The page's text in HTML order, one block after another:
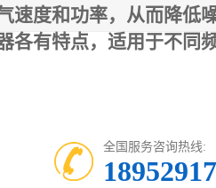
速度和功率，从而降低
各有特点，适用于不同
全国服务咨询热线: